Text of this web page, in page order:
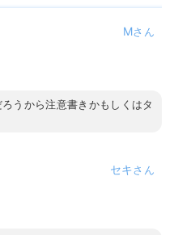
M
うから注意書きかもしくはタ
セキ